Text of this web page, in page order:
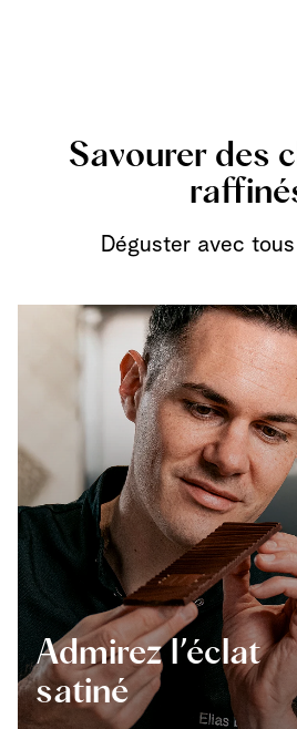
Savourer des
Déguster avec
Admirez l’éclat
satiné